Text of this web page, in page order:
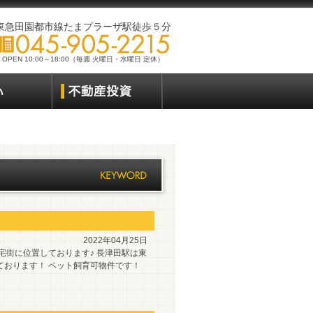
急田園都市線たまプラーザ駅徒歩５分
OPEN 10:00～18:00（毎週 火曜日・水曜日 定休）
2022年04月25日
街に位置しております♪ 長津田駅は東
ります！ ペット飼育可物件です！